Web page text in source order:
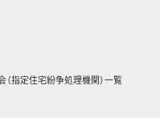
（指定住宅紛争処理機関）一覧